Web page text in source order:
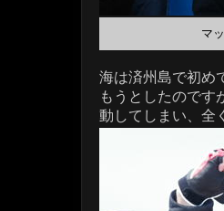
マ
海は済州島で初め
もうとしたのです
動してしまい、全